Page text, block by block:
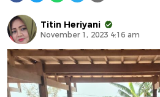
Titin Heriyani
November 1, 2023 4:16 am